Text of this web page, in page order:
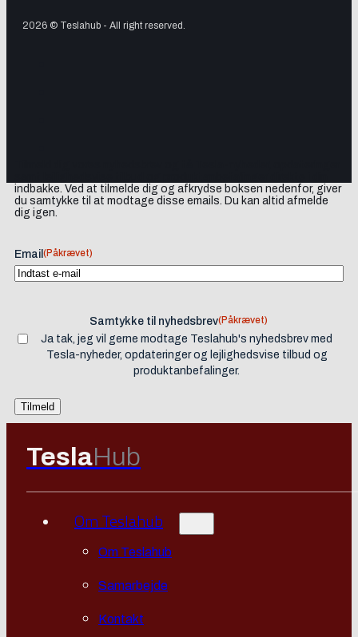
2026 © Teslahub - All right reserved.
indbakke. Ved at tilmelde dig og afkrydse boksen nedenfor, giver
du samtykke til at modtage disse emails. Du kan altid afmelde
dig igen.
Email (Påkrævet)
Samtykke til nyhedsbrev(Påkrævet)
Ja tak, jeg vil gerne modtage Teslahub's nyhedsbrev med
Tesla-nyheder, opdateringer og lejlighedsvise tilbud og
produktanbefalinger.
TeslaHub
Om Teslahub
Om Teslahub
Samarbejde
Kontakt